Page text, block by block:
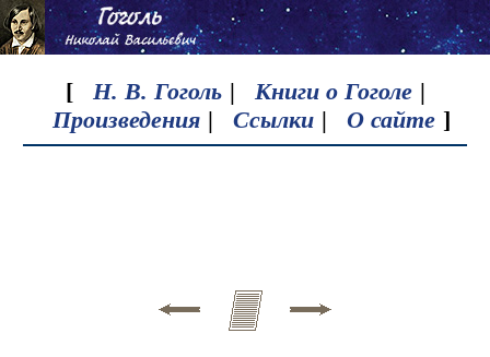
[ Н. В. Гоголь | Книги о Гоголе |
Произведения | Ссылки | О сайте ]